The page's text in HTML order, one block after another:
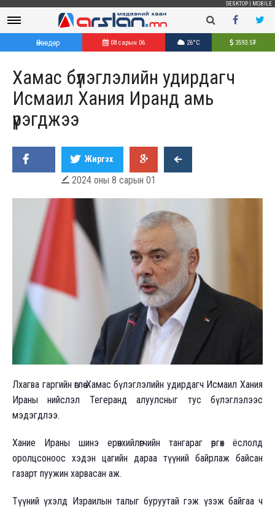
DESKTOP MOBILE
Өнөөдөр 08 сарын 06 26°C 3593.5₮
Хамас бүлэглэлийн удирдагч
Исмаил Хания Иранд амь
үрэгджээ
Жиргэх
 2024 оны 8 сарын 01
Лхагва гаргийн өглөө Хамас бүлэглэлийн удирдагч Исмаил Хания
Ираны нийслэл Тегеранд алуулсныг тус бүлэглэлээс
мэдэгдлээ.
Хание Ираны шинэ ерөнхийлөгчийн тангараг өргөх ёслолд
оролцсоноос хэдэн цагийн дараа түүний байрлаж байсан
газарт пуужин харвасан аж.
Түүний үхэлд Израилын талыг буруутай гэж үзэж байгаа ч